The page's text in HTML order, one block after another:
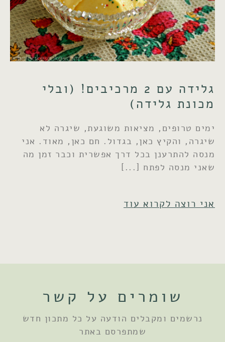
גלידה עם 2 מרכיבים! (ובלי
מכונת גלידה)
ימים טרופים, מציאות משוגעת, שיגרה לא
שיגרה, והקיץ כאן, בגדול. חם כאן, מאוד. אני
מנסה להתרענן בכל דרך אפשרית וכבר זמן מה
שאני מנסה לפתח
אני רוצה לקרוא עוד
שומרים על קשר
נרשמים ומקבלים הודעה על כל מתכון חדש
שמתפרסם באתר